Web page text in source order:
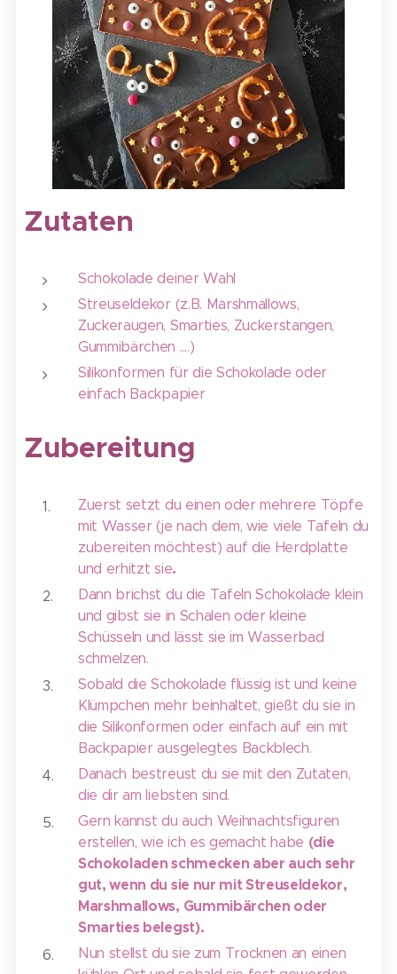
Zutaten
Schokolade deiner Wahl
Streuseldekor (z.B. Marshmallows,
Zuckeraugen, Smarties, Zuckerstangen,
Gummibärchen ....)
Silikonformen für die Schokolade oder
einfach Backpapier
Zubereitung
Zuerst setzt du einen oder mehrere Töpfe
mit Wasser (je nach dem, wie viele Tafeln du
zubereiten möchtest) auf die Herdplatte
und erhitzt sie.
Dann brichst du die Tafeln Schokolade klein
und gibst sie in Schalen oder kleine
Schüsseln und lässt sie im Wasserbad
schmelzen.
Sobald die Schokolade flüssig ist und keine
Klümpchen mehr beinhaltet, gießt du sie in
die Silikonformen oder einfach auf ein mit
Backpapier ausgelegtes Backblech.
Danach bestreust du sie mit den Zutaten,
die dir am liebsten sind.
Gern kannst du auch Weihnachtsfiguren
erstellen, wie ich es gemacht habe (die
Schokoladen schmecken aber auch sehr
gut, wenn du sie nur mit Streuseldekor,
Marshmallows, Gummibärchen oder
Smarties belegst).
Nun stellst du sie zum Trocknen an einen